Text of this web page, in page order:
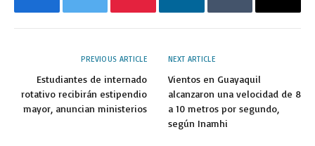
FacebookTwitter PinterestLinkedInTumblr Email
PREVIOUS ARTICLE
Estudiantes de internado
rotativo recibirán estipendio
mayor, anuncian ministerios
NEXT ARTICLE
Vientos en Guayaquil
alcanzaron una velocidad de 8
a 10 metros por segundo,
según Inamhi